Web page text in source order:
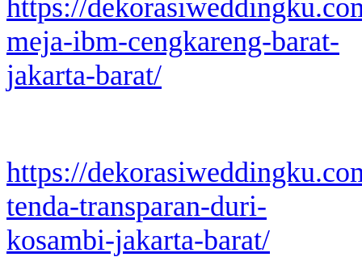
https://
meja-ibm-cengkareng-barat-
jakarta-barat/
https://
tenda-transparan-duri-
kosambi-jakarta-barat/